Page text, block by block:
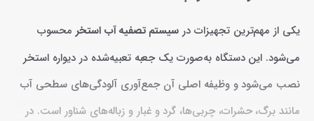
یکی از مهم‌ترین تجهیزات در سیستم تصفیه آب استخرمحسوب
می‌شود. این دستگاه به‌صورت یک جعبه تعبیه‌شده در دیواره استخر
نصب می‌شود و وظیفه اصلی آن جمع‌آوری آلودگی‌های سطحی آب
مانند برگ، حشرات، چربی‌ها، گرد و غبار و زباله‌های شناور است. در